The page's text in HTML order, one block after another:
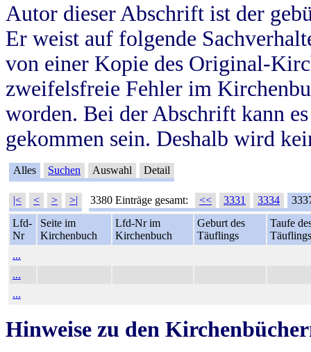
Autor dieser Abschrift ist der
Er weist auf folgende
von einer Kopie des Original-
zweifelsfreie Fehler im
worden. Bei der Abschrift kann
gekommen sein. Deshalb wird
Alles Suchen Auswahl Detail
|< < > >| 3380 Einträge gesamt: << 3331 3334
Lfd-
Nr
Seite im
Kirchenbuch
Lfd-Nr im
Kirchenbuch
Geburt des
Täuflings
Taufe
Täuflings
...
...
...
Hinweise zu den